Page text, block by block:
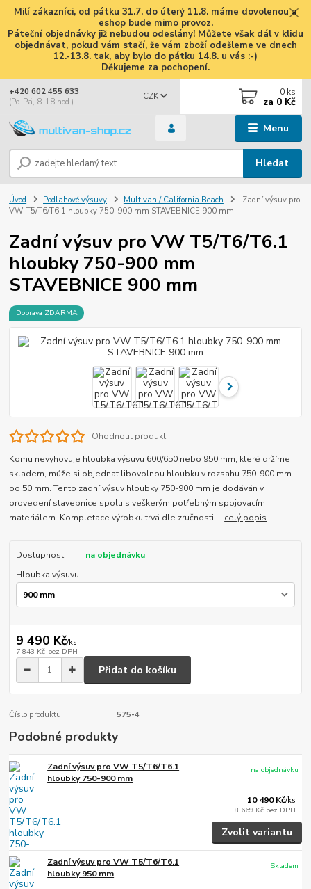
Milí zákazníci, od pátku 31.7. do úterý 11.8. máme dovolenou a
eshop bude mimo provoz.
Páteční objednávky již nebudou odeslány! Můžete však dál v klidu
objednávat, pokud vám stačí, že vám zboží odešleme ve dnech
12.-13.8. tak, aby bylo do pátku 14.8. u vás :-)
Děkujeme za pochopení.
Menu
CZK
Hledat
+420 602 455 633
(Po-Pá, 8-18 hod.)
0 ks
za 0 Kč
Úvod Podlahové výsuvy Multivan / California Beach
Zadní výsuv pro
VW T5/T6/T6.1 hloubky 750-900 mm STAVEBNICE 900 mm
Zadní výsuv pro VW T5/T6/T6.1
hloubky 750-900 mm
STAVEBNICE 900 mm
Doprava ZDARMA
Ohodnotit produkt
Komu nevyhovuje hloubka výsuvu 600/650 nebo 950 mm, které držíme
skladem, může si objednat libovolnou hloubku v rozsahu 750-900 mm
po 50 mm. Tento zadní výsuv hloubky 750-900 mm je dodáván v
provedení stavebnice spolu s veškerým potřebným spojovacím
materiálem. Kompletace výrobku trvá dle zručnosti ... celý popis
Dostupnost
na objednávku
Hloubka výsuvu
9 490 Kč/ks
7 843 Kč bez DPH
Přidat do košíku
Číslo produktu: 575-4
Podobné produkty
Zadní výsuv pro VW T5/T6/T6.1
hloubky 750-900 mm
10 490 Kč/ks
8 669 Kč bez DPH
na objednávku
Zvolit variantu
Zadní výsuv pro VW T5/T6/T6.1
hloubky 950 mm
Skladem